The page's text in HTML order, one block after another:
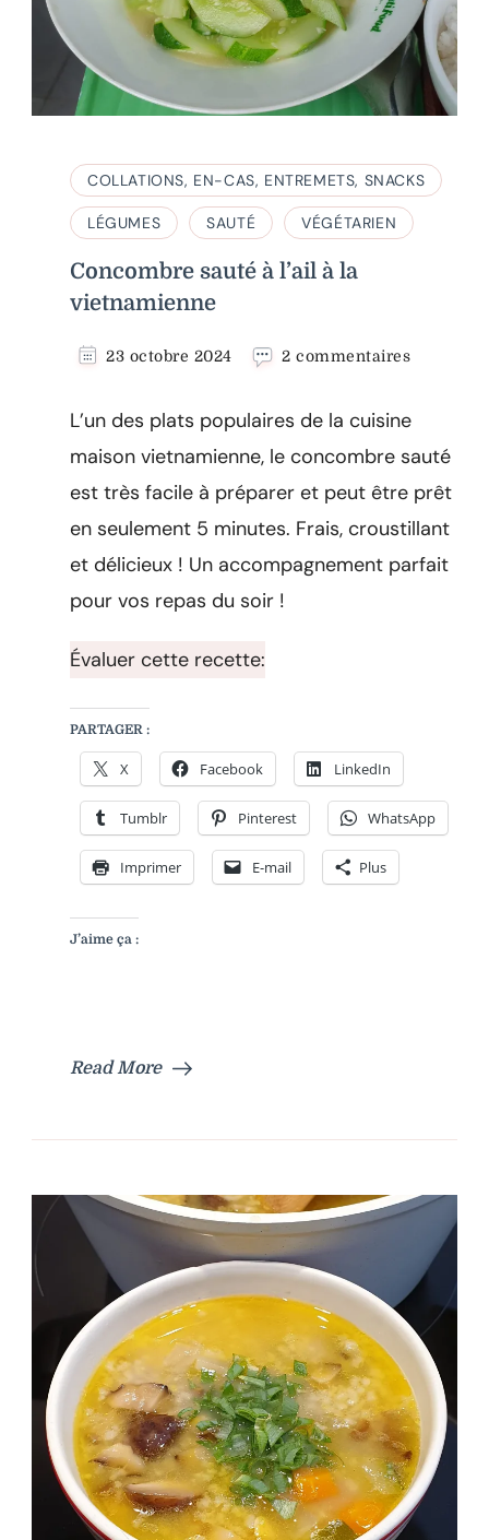
COLLATIONS, EN-CAS, ENTREMETS, SNACKS
LÉGUMES SAUTÉ VÉGÉTARIEN
Concombre sauté à l’ail à la
vietnamienne
23 octobre 2024 2 commentairessur
à
l’ail
à
la
L’un des plats populaires de la cuisine
maison vietnamienne, le concombre sauté
est très facile à préparer et peut être prêt
en seulement 5 minutes. Frais, croustillant
et délicieux ! Un accompagnement parfait
pour vos repas du soir !
Évaluer cette recette:
PARTAGER :
X Facebook LinkedIn
Tumblr Pinterest WhatsApp
Imprimer E-mail Plus
J’aime ça :
Read More